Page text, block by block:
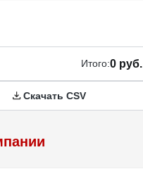
Итого:0 руб.
Скачать CSV